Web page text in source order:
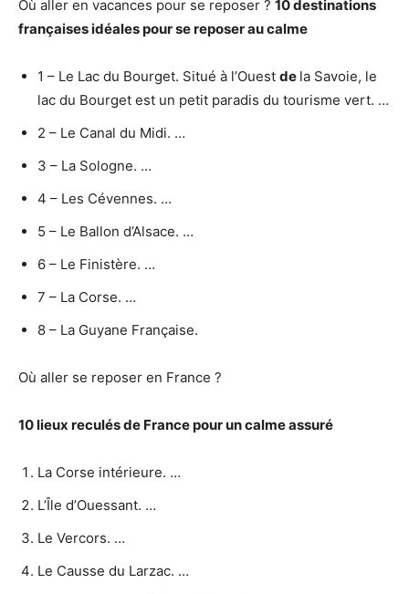
Où aller en vacances pour se reposer ? 10 destinations
françaises idéalespour se reposerau calme
1 – Le Lac du Bourget. Situé à l’Ouest de la Savoie, le
lac du Bourget est un petit paradis du tourisme vert. …
2 – Le Canal du Midi. …
3 – La Sologne. …
4 – Les Cévennes. …
5 – Le Ballon d’Alsace. …
6 – Le Finistère. …
7 – La Corse. …
8 – La Guyane Française.
Où aller se reposer en France ?
10 lieux reculés de Francepour un calme assuré
La Corse intérieure. …
L’Île d’Ouessant. …
Le Vercors. …
Le Causse du Larzac. …